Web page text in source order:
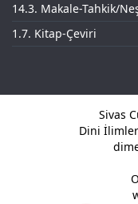
14.3. Makale-Tahkik/
1.7. Kitap-Çeviri
Sivas
Dini